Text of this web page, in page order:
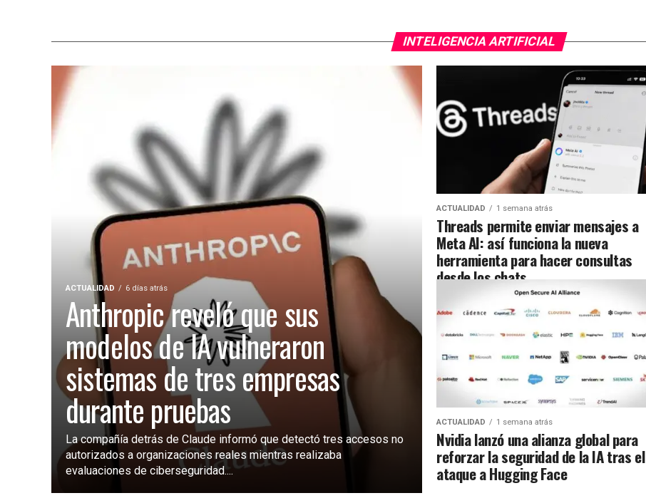
INTELIGENCIA ARTIFICIAL
ACTUALIDAD 6 días atrás
Anthropic reveló que sus
modelos de IA vulneraron
sistemas de tres empresas
durante pruebas
La compañía detrás de Claude informó que detectó tres accesos no
autorizados a organizaciones reales mientras realizaba
evaluaciones de ciberseguridad....
ACTUALIDAD 1 semana atrás
Threads permite enviar mensajes a
Meta AI: así funciona la nueva
herramienta para hacer consultas
desde los chats
ACTUALIDAD 1 semana atrás
Nvidia lanzó una alianza global para
reforzar la seguridad de la IA tras el
ataque a Hugging Face